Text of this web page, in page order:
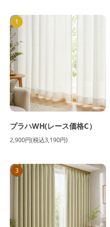
1
プラハWH(レース価格C）
2,900円(税込3,190円)
3